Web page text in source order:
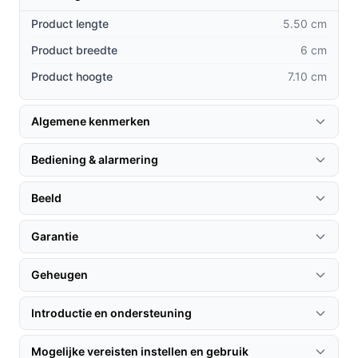
modellen biedt deze camera kleurennachtzicht,
waardoor u meer details kunt zien in het donker.
Compact ontwerp:De kleine afmetingen maken
het mogelijk om de camera discreet te plaatsen,
zonder in te boeten op functionaliteit.
Integratie met SmartLife:
eenvoudig worden gekoppeld aan andere Nedis
SmartLife producten voor een compleet
beveiligingssysteem.
Gebruik & praktische tips
Om het meeste uit uw Nedis camera te halen, volgt u
deze tips:
Installatie & setup
Product lengte
5.50 cm
Product breedte
6 cm
Product hoogte
7.10 cm
Algemene kenmerken
Bediening & alarmering
Beeld
Garantie
Geheugen
Introductie en ondersteuning
Mogelijke vereisten instellen en gebruik